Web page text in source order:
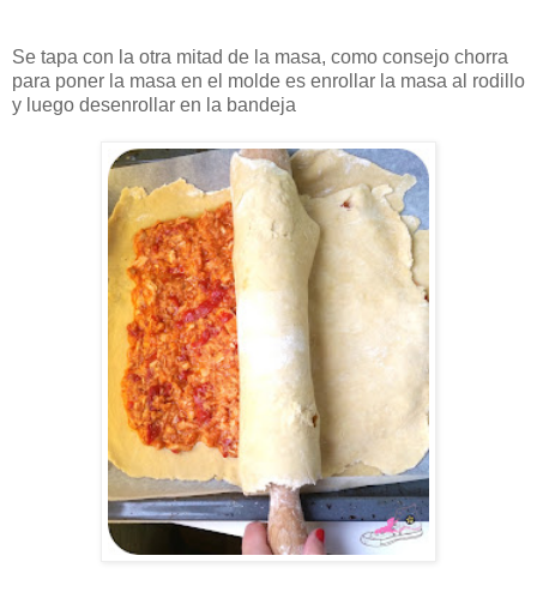
Se tapa con la otra mitad de la masa, como consejo chorra
para poner la masa en el molde es enrollar la masa al rodillo
y luego desenrollar en la bandeja